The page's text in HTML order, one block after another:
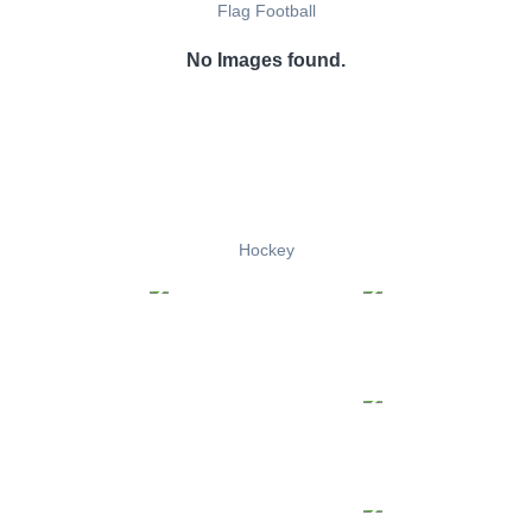
Flag Football
No Images found.
Hockey